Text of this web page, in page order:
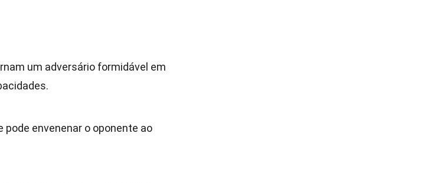
um adversário formidável em
pode envenenar o oponente ao